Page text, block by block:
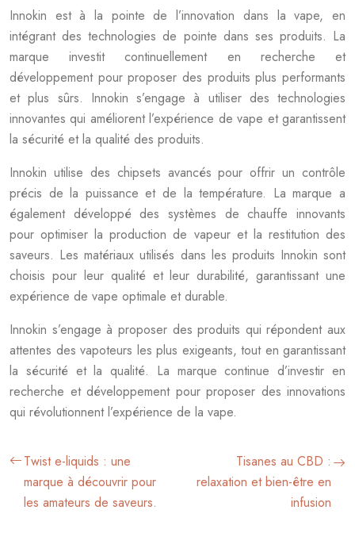
Innokin est à la pointe de l’innovation dans la vape, en
intégrant des technologies de pointe dans ses produits. La
marque investit continuellement en recherche et
développement pour proposer des produits plus performants
et plus sûrs. Innokin s’engage à utiliser des technologies
innovantes qui améliorent l’expérience de vape et garantissent
la sécurité et la qualité des produits.
Innokin utilise des chipsets avancés pour offrir un contrôle
précis de la puissance et de la température. La marque a
également développé des systèmes de chauffe innovants
pour optimiser la production de vapeur et la restitution des
saveurs. Les matériaux utilisés dans les produits Innokin sont
choisis pour leur qualité et leur durabilité, garantissant une
expérience de vape optimale et durable.
Innokin s’engage à proposer des produits qui répondent aux
attentes des vapoteurs les plus exigeants, tout en garantissant
la sécurité et la qualité. La marque continue d’investir en
recherche et développement pour proposer des innovations
qui révolutionnent l’expérience de la vape.
Twist e-liquids : une
marque à découvrir pour
les amateurs de saveurs.
Tisanes au CBD :
relaxation et bien-être en
infusion